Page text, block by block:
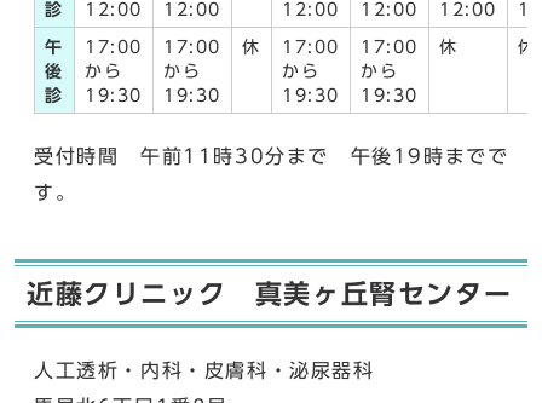
診
12:00
12:00
12:00
12:00
12:00
午
後
診
17:00
から
19:30
17:00
から
19:30
休
17:00
から
19:30
17:00
から
19:30
休 休
受付時間 午前11時30分まで 午後19時までで
す。
近藤クリニック 真美ヶ丘腎センター
人工透析・内科・皮膚科・泌尿器科